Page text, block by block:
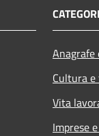
Cultura
Vita
Imprese